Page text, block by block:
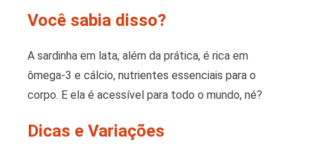
Você sabia disso?
A sardinha em lata, além da prática, é rica em
ômega-3 e cálcio, nutrientes essenciais para o
corpo. E ela é acessível para todo o mundo, né?
Dicas e Variações